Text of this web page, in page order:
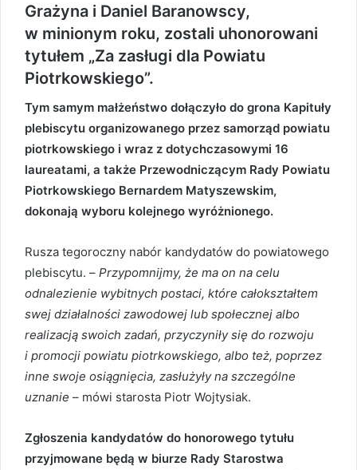
Grażyna i Daniel Baranowscy,
w minionym roku, zostali uhonorowani
tytułem „Za zasługi dla Powiatu
Piotrkowskiego”.
Tym samym małżeństwo dołączyło do grona Kapituły
plebiscytu organizowanego przez samorząd powiatu
piotrkowskiego i wraz z dotychczasowymi 16
laureatami, a także Przewodniczącym Rady Powiatu
Piotrkowskiego Bernardem Matyszewskim,
dokonają wyboru kolejnego wyróżnionego.
Rusza tegoroczny nabór kandydatów do powiatowego
plebiscytu. – Przypomnijmy, że ma on na celu
odnalezienie wybitnych postaci, które całokształtem
swej działalności zawodowej lub społecznej albo
realizacją swoich zadań, przyczyniły się do rozwoju
i promocji powiatu piotrkowskiego, albo też, poprzez
inne swoje osiągnięcia, zasłużyły na szczególne
uznanie – mówi starosta Piotr Wojtysiak.
Zgłoszenia kandydatów do honorowego tytułu
przyjmowane będą w biurze Rady Starostwa